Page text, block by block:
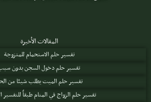
المقالات الأخيرة
تفسير حلم الاستحمام للمتزوجة
تفسير حلم دخول السجن بدون
تفسير حلم الميت يطلب شيئا من
تفسير حلم الزواج في المنام طبقاً للتفسير